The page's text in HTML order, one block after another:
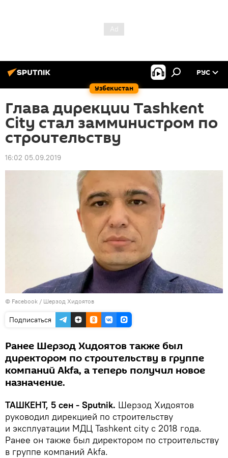
Узбекистан
РУС
Глава дирекции Tashkent
City стал замминистром по
строительству
16:02 05.09.2019
© Facebook / Шерзод Хидоятов
Подписаться
Ранее Шерзод Хидоятов также был
директором по строительству в группе
компаний Akfa, а теперь получил новое
назначение.
ТАШКЕНТ, 5 сен - Sputnik. Шерзод Хидоятов
руководил дирекцией по строительству
и эксплуатации МДЦ Tashkent city с 2018 года.
Ранее он также был директором по строительству
в группе компаний Akfa.